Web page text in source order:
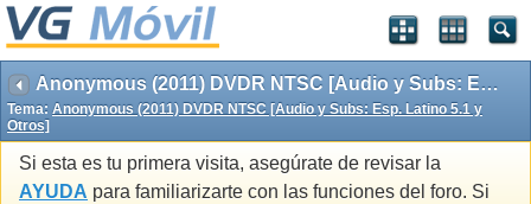
Anonymous (2011) DVDR NTSC [Audio y Subs: Esp. Latino 5.1 y Otros]
Tema: Anonymous (2011) DVDR NTSC [Audio y Subs: Esp. Latino 5.1 y
Otros]
Si esta es tu primera visita, asegúrate de revisar la
AYUDA para familiarizarte con las funciones del foro. Si